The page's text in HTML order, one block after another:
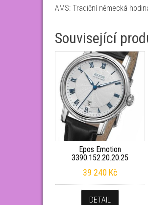
AMS: Tradiční německá
Související
Epos Emotion
3390.152.20.20.25
39 240 Kč
DETAIL